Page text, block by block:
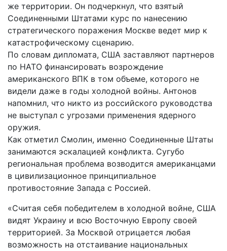
же территории. Он подчеркнул, что взятый
Соединенными Штатами курс по нанесению
стратегического поражения Москве ведет мир к
катастрофическому сценарию.
По словам дипломата, США заставляют партнеров
по НАТО финансировать возрождение
американского ВПК в том объеме, которого не
видели даже в годы холодной войны. Антонов
напомнил, что никто из российского руководства
не выступал с угрозами применения ядерного
оружия.
Как отметил Смолин, именно Соединенные Штаты
занимаются эскалацией конфликта. Сугубо
региональная проблема возводится американцами
в цивилизационное принципиальное
противостояние Запада с Россией.
«Считая себя победителем в холодной войне, США
видят Украину и всю Восточную Европу своей
территорией. За Москвой отрицается любая
возможность на отстаивание национальных